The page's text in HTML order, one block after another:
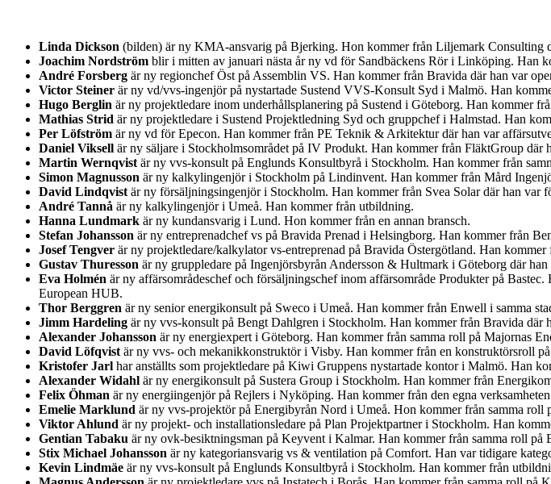
Linda Dickson (bilden) är ny KMA-ansvarig på Bjerking. Hon kommer från Liljemark Consulting
Joachim Nordström blir i mitten av januari nästa år ny vd för Sandbäckens Rör i Linköping. Han
André Forsberg är ny regionchef Öst på Assemblin VS. Han kommer från Bravida där han var
Victor Steiner är ny vd/vvs-ingenjör på nystartade Sustend VVS-Konsult Syd i Malmö. Han
Hugo Berglin är ny projektledare inom underhållsplanering på Sustend i Göteborg. Han kommer
Mathias Strid är ny projektledare i Sustend Projektledning Syd och gruppchef i Halmstad. Han
Per Löfström är ny vd för Epecon. Han kommer från PE Teknik & Arkitektur där han var
Daniel Viksell är ny säljare i Stockholmsområdet på IV Produkt. Han kommer från FläktGroup
Martin Wernqvistär ny vvs-konsult på Englunds Konsultbyrå i Stockholm. Han kommer från
Simon Magnusson är ny kalkylingenjör i Stockholm på Lindinvent. Han kommer från Mård
David Lindqvistär ny försäljningsingenjör i Stockholm. Han kommer från Svea Solar där han var
André Tannå är ny kalkylingenjör i Umeå. Han kommer från utbildning.
Hanna Lundmark är ny kundansvarig i Lund. Hon kommer från en annan bransch.
Stefan Johansson är ny entreprenadchef vs på Bravida Prenad i Helsingborg. Han kommer från
Josef Tengver är ny projektledare/kalkylator vs-entreprenad på Bravida Östergötland. Han
Gustav Thuresson är ny gruppledare på Ingenjörsbyrån Andersson & Hultmark i Göteborg där
Eva Holmén är ny affärsområdeschef och försäljningschef inom affärsområde Produkter på
European HUB.
Thor Berggren är ny senior energikonsult på Sweco i Umeå. Han kommer från Enwell i samma
Jimm Hardeling är ny vvs-konsult på Bengt Dahlgren i Stockholm. Han kommer från Bravida där
Alexander Johansson är ny energiexpert i Göteborg. Han kommer från samma roll på Majornas
David Löfqvistär ny vvs- och mekanikkonstruktör i Visby. Han kommer från en konstruktörsroll
Kristofer Jarl har anställts som projektledare på Kiwi Gruppens nystartade kontor i Malmö. Han
Alexander Widahl är ny energikonsult på Sustera Group i Stockholm. Han kommer från
Felix Öhman är ny energiingenjör på Rejlers i Nyköping. Han kommer från den egna
Emelie Marklund är ny vvs-projektör på Energibyrån Nord i Umeå. Hon kommer från samma roll
Viktor Ahlund är ny projekt- och installationsledare på Plan Projektpartner i Stockholm. Han
Gentian Tabaku är ny ovk-besiktningsman på Keyvent i Kalmar. Han kommer från samma roll på
Stix Michael Johansson är ny kategoriansvarig vs & ventilation på Comfort. Han var tidigare
Kevin Lindmäe är ny vvs-konsult på Englunds Konsultbyrå i Stockholm. Han kommer från